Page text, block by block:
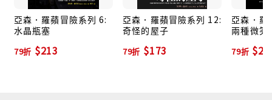
•盧布朗。
亞森．羅蘋冒險系列 6:
水晶瓶塞
79折 $213
亞森．羅蘋冒險系列 12:
奇怪的屋子
79折 $173
亞森．羅
兩種微笑
79折